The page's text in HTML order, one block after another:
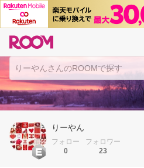
りーやん
フォロー
0
フォロワー
23